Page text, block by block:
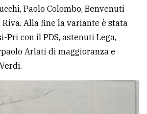
Paolo Colombo, Benvenuti
Alla fine la variante è stata
Pri con il PDS, astenuti Lega,
Arlati di maggioranza e